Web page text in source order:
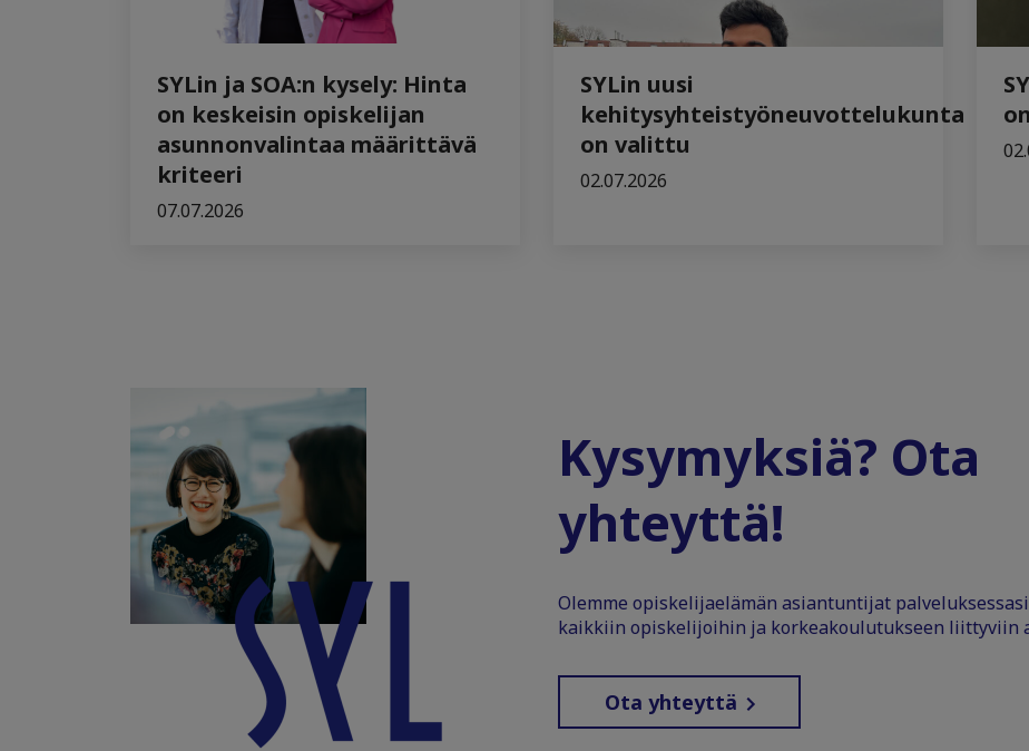
SYLin ja SOA:n kysely: Hinta
on keskeisin opiskelijan
asunnonvalintaa määrittävä
kriteeri
07.07.2026
SYLin uusi
kehitysyhteistyöneuvottelukunta
on valittu
02.07.2026
Kysymyksiä? Ota
yhteyttä!
Olemme opiskelijaelämän asiantuntijat
kaikkiin opiskelijoihin ja korkeakoulutukseen liittyviin
Ota yhteyttä